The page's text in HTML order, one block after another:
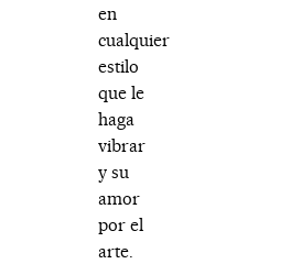
en
cualquier
estilo
que le
haga
vibrar
y su
amor
por el
arte.